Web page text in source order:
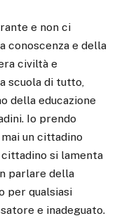
e non ci
conoscenza e della
civiltà e
scuola di tutto,
della educazione
Io prendo
un cittadino
si lamenta
parlare della
per qualsiasi
e inadeguato.